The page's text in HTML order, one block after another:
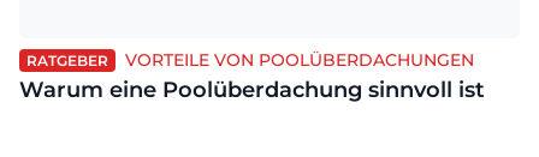
RATGEBER VORTEILE VON POOLÜBERDACHUNGEN
Warum eine Poolüberdachung sinnvoll ist